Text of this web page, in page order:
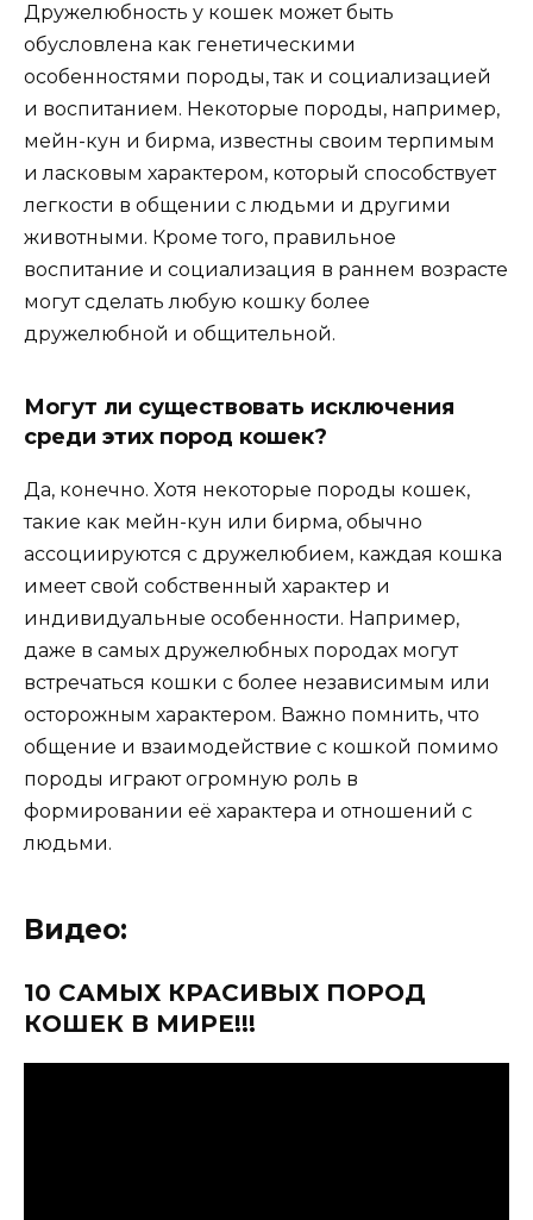
Дружелюбность у кошек может быть
обусловлена как генетическими
особенностями породы, так и социализацией
и воспитанием. Некоторые породы, например,
мейн-кун и бирма, известны своим терпимым
и ласковым характером, который способствует
легкости в общении с людьми и другими
животными. Кроме того, правильное
воспитание и социализация в раннем возрасте
могут сделать любую кошку более
дружелюбной и общительной.
Могут ли существовать исключения
среди этих пород кошек?
Да, конечно. Хотя некоторые породы кошек,
такие как мейн-кун или бирма, обычно
ассоциируются с дружелюбием, каждая кошка
имеет свой собственный характер и
индивидуальные особенности. Например,
даже в самых дружелюбных породах могут
встречаться кошки с более независимым или
осторожным характером. Важно помнить, что
общение и взаимодействие с кошкой помимо
породы играют огромную роль в
формировании её характера и отношений с
людьми.
Видео:
10 САМЫХ КРАСИВЫХ ПОРОД
КОШЕК В МИРЕ!!!